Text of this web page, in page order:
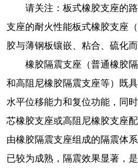
请关注：板式橡胶支座的
支座的耐火性能板式橡胶支座
胶与薄钢板镶嵌、粘合、硫化而
橡胶隔震支座（普通橡胶
和高阻尼橡胶隔震支座等）既
水平位移能力和复位功能，同
芯橡胶支座或高阻尼橡胶支座
由橡胶隔震支座组成的隔震体
已较为成熟，隔震效果显著，